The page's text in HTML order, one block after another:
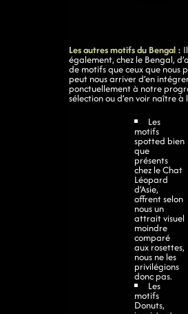
Les autres motifs du Bengal :
également, chez le Bengal,
de motifs que ceux que nous
peut nous arriver d’en
ponctuellement à notre
sélection ou d’en voir naître
Les
motifs
spotted bien
que
présents
chez le Chat
Léopard
d’Asie,
offrent selon
nous un
attrait visuel
moindre
comparé
aux rosettes,
nous ne les
privilégions
donc pas.
Les
motifs
Donuts,